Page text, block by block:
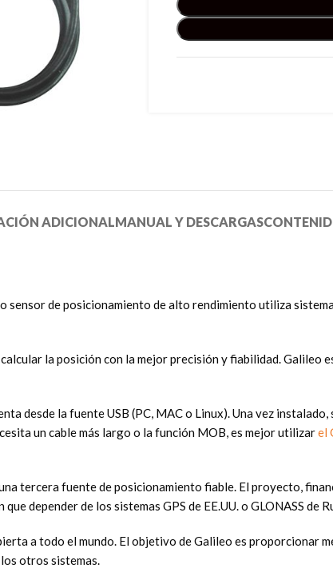
ADICIONALMANUAL Y DESCARGAS
sensor de posicionamiento de alto rendimiento utiliza
la posición con la mejor precisión y fiabilidad. Galileo
desde la fuente USB (PC, MAC o Linux). Una vez
un cable más largo o la función MOB, es mejor utilizarel
tercera fuente de posicionamiento fiable. El proyecto,
depender de los sistemas GPS de EE.UU. o GLONASS de
a todo el mundo. El objetivo de Galileo es proporcionar
otros sistemas.